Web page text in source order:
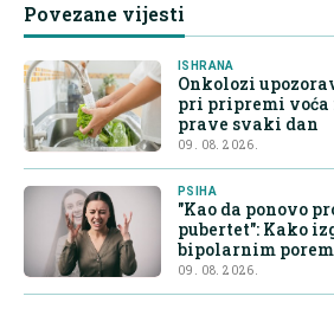
Povezane vijesti
ISHRANA
Onkolozi
pri pripremi voća
prave svaki dan
09. 08. 2026.
PSIHA
"Kao da ponovo
pubertet": Kako
bipolarnim
09. 08. 2026.